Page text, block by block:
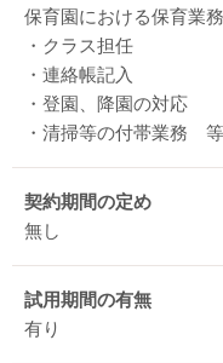
保育園における保育業
・クラス担任
・連絡帳記入
・登園、降園の対応
・清掃等の付帯業務 等
契約期間の定め
無し
試用期間の有無
有り